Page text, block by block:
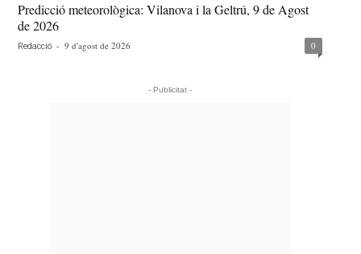
Predicció meteorològica: Vilanova i la Geltrú, 9 de Agost
de 2026
Redacció - 9 d'agost de 2026 0
- Publicitat -